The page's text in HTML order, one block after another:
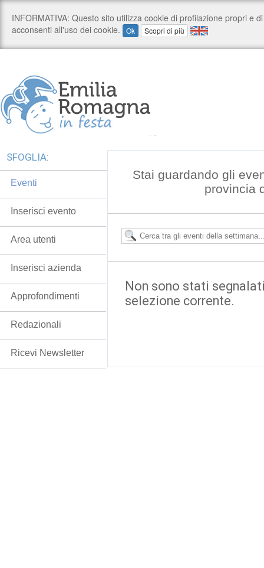
Stai guardando gli
provincia
Non sono stati
selezione corrente.
SFOGLIA:
Eventi
Inserisci evento
Area utenti
Inserisci azienda
Approfondimenti
Redazionali
Ricevi Newsletter